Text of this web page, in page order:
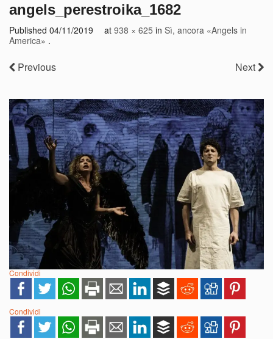
angels_perestroika_1682
Published 04/11/2019 at 938 × 625 in Sì, ancora «Angels in
America» .
Previous Next
Condividi
Condividi